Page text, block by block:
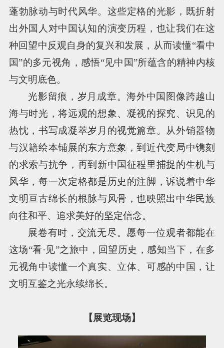
蓬勃脉动与时代风华。这些定格的光影，既折射
出外国人对中国认知的演变历程，也让我们在这
种回望中反观自身的复兴和发展，从而读懂“看中
国”的多元视角，感悟“见中国”所蕴含的精神内核
与文明底色。
光影留痕，岁月成章。海外中国图像跨越山
海与时光，将远观的想象、凝视的探究、识见的
热忱，书写成凝萃岁月的视觉篇章。从外销器物
与汉籍绘本铺展的东方意象，到近代变局中镌刻
的求索与抗争，再到新中国征程里捕捉的生机与
风华，每一次定格都是历史的注脚，诉说着中华
文明亘古绵长的根脉与风骨，也映照出中华民族
向往和平、追求美好的坚定信念。
展卷有时，交流无尽。愿每一位观者都能在
这场“看·见”之旅中，回望历史，感知当下，在多
元视角中读懂一个真实、立体、可感的中国，让
文明互鉴之光永续绵长。
【展览现场】